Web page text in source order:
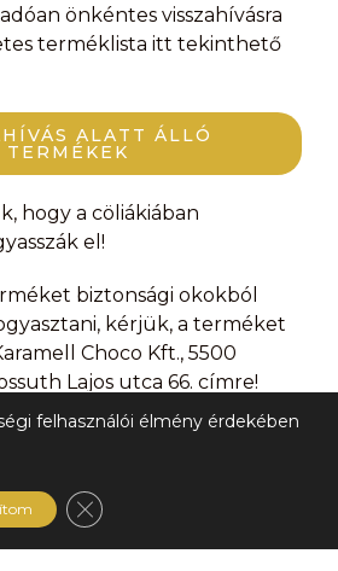
felhasználói élmény érdekében
Close GDPR Cookie
önkéntes visszahívásra
terméklista itt tekinthető
ALATT ÁLLÓ
TERMÉKEK
hogy a cöliákiában
el!
biztonsági okokból
kérjük, a terméket
Choco Kft., 5500
Lajos utca 66. címre!
elérhetőségüket (és
is) és a vételárat
szíves elnézésüket kérjük!